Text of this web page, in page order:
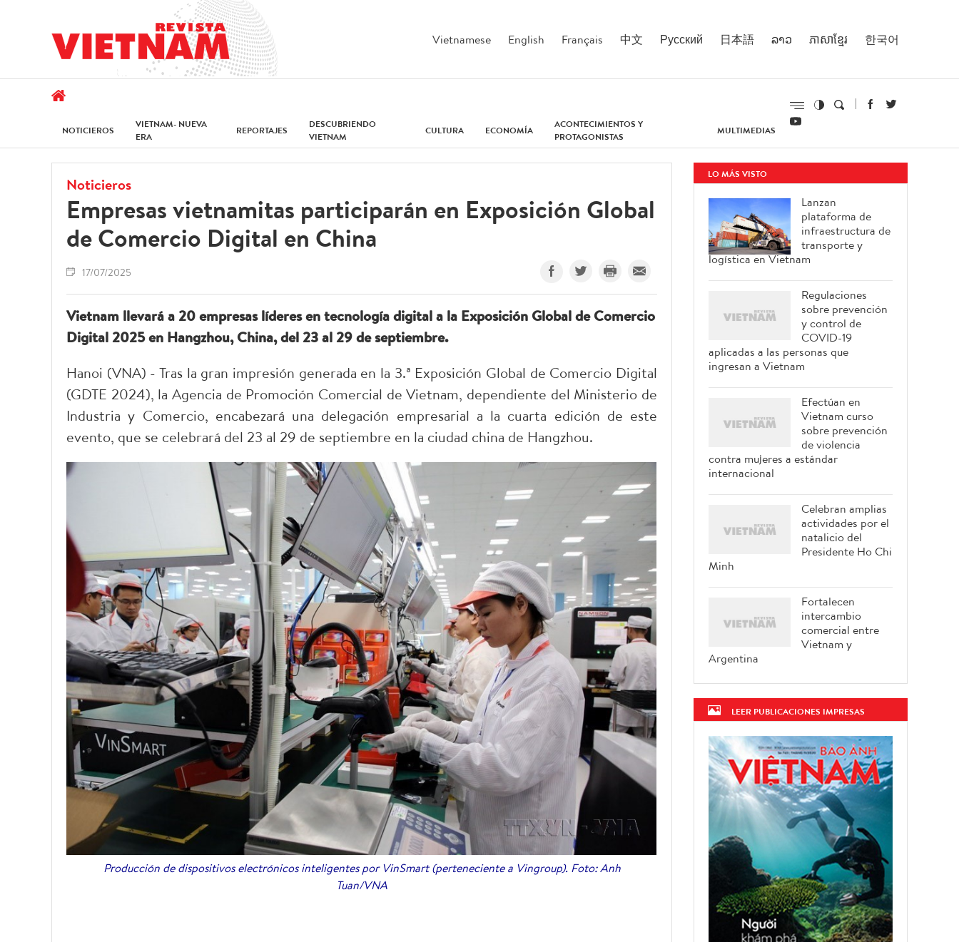
Vietnamese English Français 中文 Русский 日本語 ລາວ ភាសាខ្មែរ 한국어
NOTICIEROS
VIETNAM- NUEVA
ERA
REPORTAJES
DESCUBRIENDO
VIETNAM
CULTURA ECONOMÍA
ACONTECIMIENTOS Y
PROTAGONISTAS
MULTIMEDIAS
Noticieros
Empresas vietnamitas participarán en Exposición Global
de Comercio Digital en China
17/07/2025
Vietnam llevará a 20 empresas líderes en tecnología digital a la Exposición Global de Comercio
Digital 2025 en Hangzhou, China, del 23 al 29 de septiembre.
Hanoi (VNA) - Tras la gran impresión generada en la 3.ª Exposición Global de Comercio Digital
(GDTE 2024), la Agencia de Promoción Comercial de Vietnam, dependiente del Ministerio de
Industria y Comercio, encabezará una delegación empresarial a la cuarta edición de este
evento, que se celebrará del 23 al 29 de septiembre en la ciudad china de Hangzhou.
Producción de dispositivos electrónicos inteligentes por VinSmart (perteneciente a Vingroup). Foto: Anh
Tuan/VNA
LO MÁS VISTO
Lanzan
plataforma de
infraestructura de
transporte y
logística en Vietnam
Regulaciones
sobre prevención
y control de
COVID-19
aplicadas a las personas que
ingresan a Vietnam
Efectúan en
Vietnam curso
sobre prevención
de violencia
contra mujeres a estándar
internacional
Celebran amplias
actividades por el
natalicio del
Presidente Ho Chi
Minh
Fortalecen
intercambio
comercial entre
Vietnam y
Argentina
LEER PUBLICACIONES IMPRESAS